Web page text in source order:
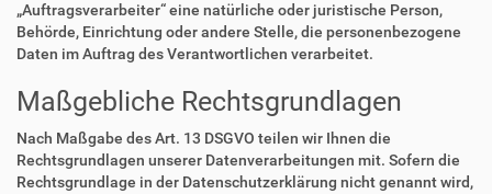
„Auftragsverarbeiter“ eine natürliche oder juristische Person,
Behörde, Einrichtung oder andere Stelle, die personenbezogene
Daten im Auftrag des Verantwortlichen verarbeitet.
Maßgebliche Rechtsgrundlagen
Nach Maßgabe des Art. 13 DSGVO teilen wir Ihnen die
Rechtsgrundlagen unserer Datenverarbeitungen mit. Sofern die
Rechtsgrundlage in der Datenschutzerklärung nicht genannt wird,